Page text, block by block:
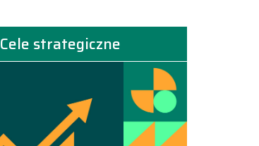
Cele strategiczne